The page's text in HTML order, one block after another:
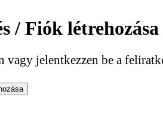
/ Fiók létrehozása
vagy jelentkezzen be a